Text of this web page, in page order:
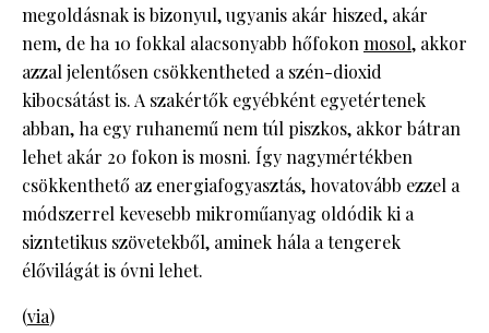
megoldásnak is bizonyul, ugyanis akár hiszed, akár
nem, de ha 10 fokkal alacsonyabb hőfokonmosol, akkor
azzal jelentősen csökkentheted a szén-dioxid
kibocsátást is. A szakértők egyébként egyetértenek
abban, ha egy ruhanemű nem túl piszkos, akkor bátran
lehet akár 20 fokon is mosni. Így nagymértékben
csökkenthető az energiafogyasztás, hovatovább ezzel a
módszerrel kevesebb mikroműanyag oldódik ki a
sizntetikus szövetekből, aminek hála a tengerek
élővilágát is óvni lehet.
(via)